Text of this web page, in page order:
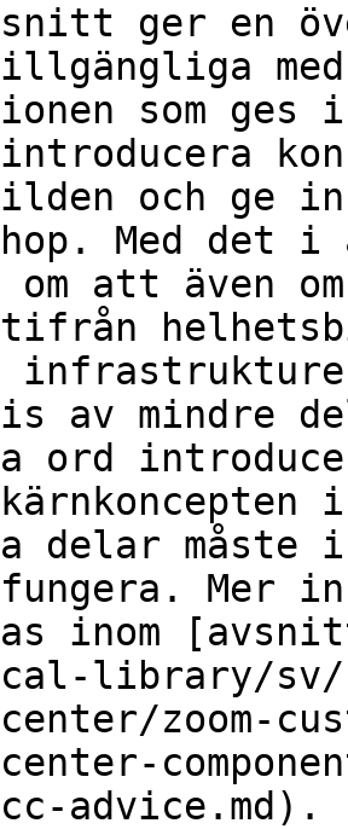
ger en
som
och ge
Med det i
om att även
av mindre
ord
delar måste
Mer
inom
library/sv/
zoom-
advice.md).